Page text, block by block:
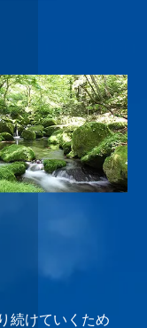
続けていくため